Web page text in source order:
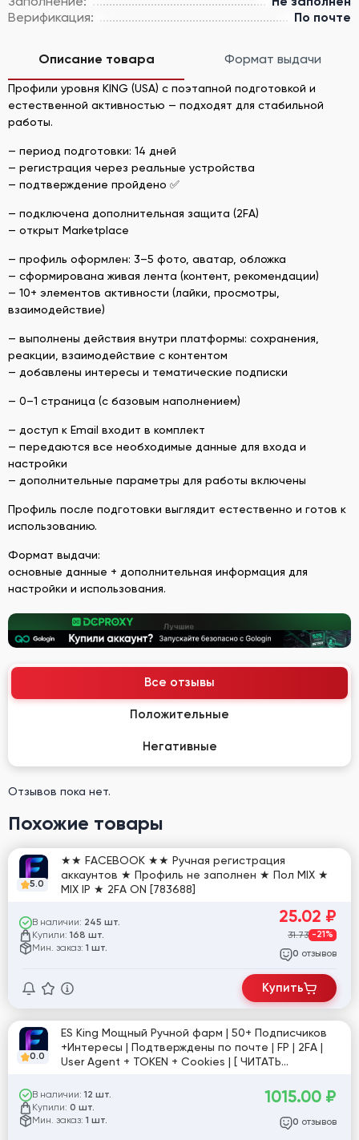
Верификация:
По почте
Описание товара Формат выдачи
Профили уровня KING (USA) с поэтапной подготовкой и
естественной активностью — подходят для стабильной
работы.
— период подготовки: 14 дней
— регистрация через реальные устройства
— подтверждение пройдено ✅
— подключена дополнительная защита (2FA)
— открыт Marketplace
— профиль оформлен: 3–5 фото, аватар, обложка
— сформирована живая лента (контент, рекомендации)
— 10+ элементов активности (лайки, просмотры,
взаимодействие)
— выполнены действия внутри платформы: сохранения,
реакции, взаимодействие с контентом
— добавлены интересы и тематические подписки
— 0–1 страница (с базовым наполнением)
— доступ к Email входит в комплект
— передаются все необходимые данные для входа и
настройки
— дополнительные параметры для работы включены
Профиль после подготовки выглядит естественно и готов к
использованию.
Формат выдачи:
основные данные + дополнительная информация для
настройки и использования.
Все отзывы
Положительные
Негативные
Отзывов пока нет.
Похожие товары
5.0
★★ FACEBOOK ★★ Ручная регистрация
аккаунтов ★ Профиль не заполнен ★ Пол MIX ★
MIX IP ★ 2FA ON [783688]
В наличии: 245 шт.
Купили: 168 шт.
Мин. заказ: 1 шт.
25.02 ₽
31.73 -21%
0 отзывов
Купить
0.0
ES King Мощный Ручной фарм | 50+ Подписчиков
+Интересы | Подтверждены по почте | FP | 2FA |
User Agent + TOKEN + Cookies | [ ЧИТАТЬ
В наличии: 12 шт.
Купили: 0 шт.
Мин. заказ: 1 шт.
1015.00 ₽
0 отзывов